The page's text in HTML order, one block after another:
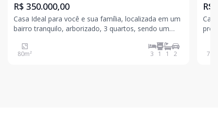
R$ 350.000,00
Casa Ideal para você e sua família, localizada em um
bairro tranquilo, arborizado, 3 quartos, sendo um
serviço, vaga para 2 carros com pátio. Valores
sujeitos a alteração sem aviso prévio
80m² 3 1 1 2
R$
Casa
74